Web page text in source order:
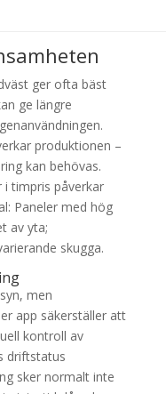
ger ofta bäst
ge längre
produktionen –
kan behövas.
i timpris påverkar
Paneler med hög
av yta;
skugga.
men
app säkerställer att
kontroll av
driftstatus
sker normalt inte